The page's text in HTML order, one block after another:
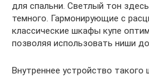
для спальни. Светлый тон
темного. Гармонирующие с
классические шкафы купе
позволяя использовать ниши
Внутреннее устройство